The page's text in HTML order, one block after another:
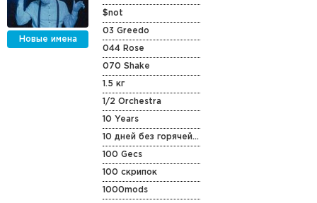
Новые имена
$not
03 Greedo
044 Rose
070 Shake
1.5 кг
1/2 Orchestra
10 Years
10 дней без горячей воды
100 Gecs
100 скрипок
1000mods